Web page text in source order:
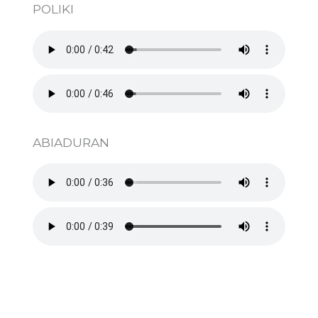
POLIKI
ABIADURAN